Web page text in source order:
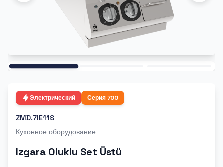
Электрический Серия700
ZMD.7IE11S
Кухонное оборудование
Izgara Oluklu Set Üstü